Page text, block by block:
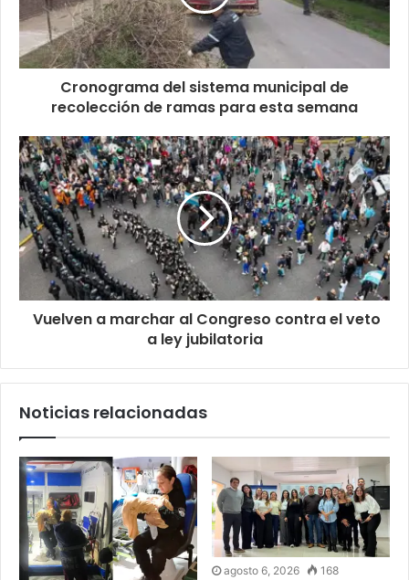
Cronograma del sistema municipal de
recolección de ramas para esta semana
Vuelven a marchar al Congreso contra el veto
a ley jubilatoria
Noticias relacionadas
agosto 6, 2026 168